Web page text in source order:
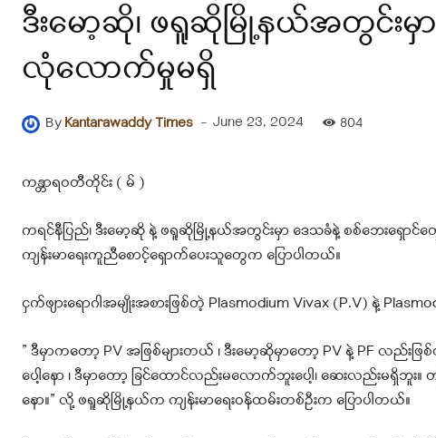
ဒီးမော့ဆို၊ ဖရူဆိုမြို့နယ်အတွင်းမှာ ငှ
လုံလောက်မှုမရှိ
ByKantarawaddy Times - June 23, 2024 804
ကန္တာရဝတီတိုင်း ( မ် )
ကရင်နီပြည်၊ ဒီးမော့ဆို နဲ့ ဖရူဆိုမြို့နယ်အတွင်းမှာ ဒေသခံနဲ့ စစ်ဘေးရှောင်တွ
ကျန်းမာရေးကူညီစောင့်ရှောက်ပေးသူတွေက ပြောပါတယ်။
ငှက်ဖျားရောဂါအမျိုးအစားဖြစ်တဲ့ Plasmodium Vivax (P.V) နဲ့
” ဒီမှာကတော့ PV အဖြစ်များတယ် ၊ ဒီးမော့ဆိုမှာတော့ PV နဲ့ PF လ
ပေါ့နော ၊ ဒီမှာတော့ ခြင်ထောင်လည်းမလောက်ဘူးပေါ့၊ ဆေးလည်းမရှိ
နော။” လို့ ဖရူဆိုမြို့နယ်က ကျန်းမာရေးဝန်ထမ်းတစ်ဦးက ပြောပါတယ်။